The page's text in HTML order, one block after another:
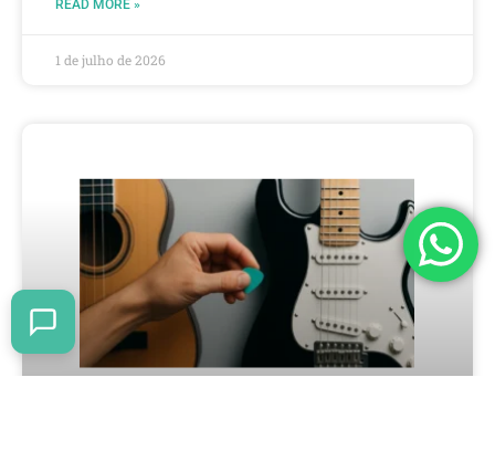
READ MORE »
1 de julho de 2026